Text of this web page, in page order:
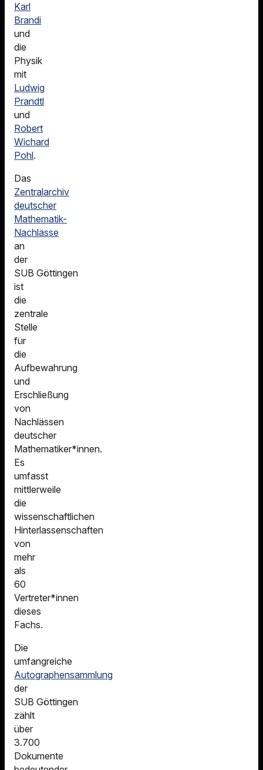
Karl
Brandi
und
die
Physik
mit
Ludwig
Prandtl
und
Robert
Wichard
Pohl.
Das
Zentralarchiv
deutscher
Mathematik-
Nachlässe
an
der
SUB Göttingen
ist
die
zentrale
Stelle
für
die
Aufbewahrung
und
Erschließung
von
Nachlässen
deutscher
Mathematiker*innen.
Es
umfasst
mittlerweile
die
wissenschaftlichen
Hinterlassenschaften
von
mehr
als
60
Vertreter*innen
dieses
Fachs.
Die
umfangreiche
Autographensammlung
der
SUB Göttingen
zählt
über
3.700
Dokumente